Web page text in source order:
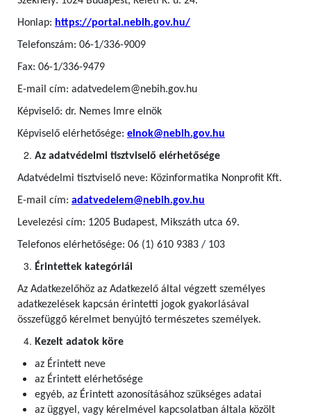
Honlap: https://portal.nebih.gov.hu/
Telefonszám: 06-1/336-9009
Fax: 06-1/336-9479
E-mail cím: adatvedelem@nebih.gov.hu
Képviselő: dr. Nemes Imre elnök
Képviselő elérhetősége: elnok@nebih.gov.hu
Az adatvédelmi tisztviselő elérhetősége
Adatvédelmi tisztviselő neve: Közinformatika Nonprofit Kft.
E-mail cím: adatvedelem@nebih.gov.hu
Levelezési cím: 1205 Budapest, Mikszáth utca 69.
Telefonos elérhetősége: 06 (1) 610 9383 / 103
Érintettek kategóriái
Az Adatkezelőhöz az Adatkezelő által végzett személyes
adatkezelések kapcsán érintetti jogok gyakorlásával
összefüggő kérelmet benyújtó természetes személyek.
Kezelt adatok köre
az Érintett neve
az Érintett elérhetősége
egyéb, az Érintett azonosításához szükséges adatai
az üggyel, vagy kérelmével kapcsolatban általa közölt